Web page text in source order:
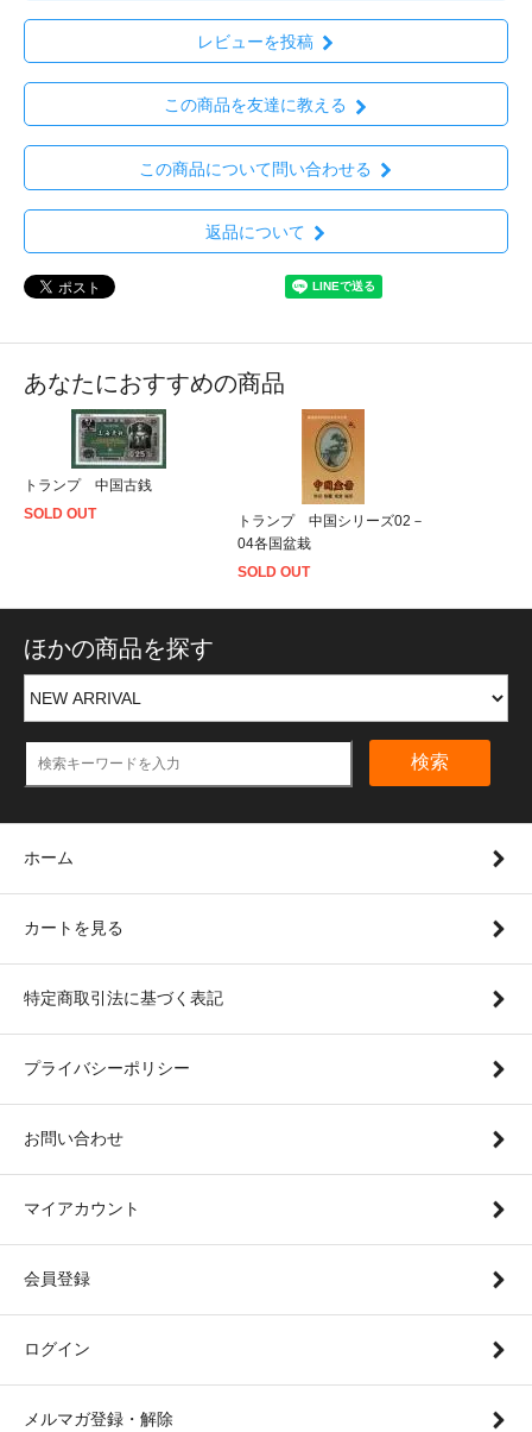
レビューを投稿
この商品を友達に教える
この商品について問い合わせる
返品について
あなたにおすすめの商品
トランプ 中国古銭
SOLD OUT
トランプ 中国シリーズ02－
04各国盆栽
SOLD OUT
ほかの商品を探す
検索
ホーム
カートを見る
特定商取引法に基づく表記
プライバシーポリシー
お問い合わせ
マイアカウント
会員登録
ログイン
メルマガ登録・解除